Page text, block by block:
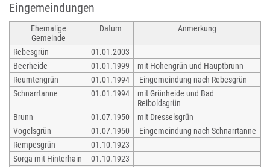
Eingemeindungen
Ehemalige
Gemeinde
Datum Anmerkung
Rebesgrün
01.01.2003
Beerheide
01.01.1999
mit Hohengrün und Hauptbrunn
Reumtengrün
01.01.1994
Eingemeindung nach Rebesgrün
Schnarrtanne
01.01.1994
mit Grünheide und Bad
Reiboldsgrün
Brunn
01.07.1950
mit Dresselsgrün
Vogelsgrün
01.07.1950
Eingemeindung nach Schnarrtanne
Rempesgrün
01.10.1923
Sorga mit Hinterhain
01.10.1923